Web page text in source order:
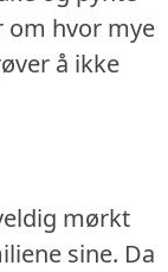
om hvor mye
å ikke
mørkt
sine. Da